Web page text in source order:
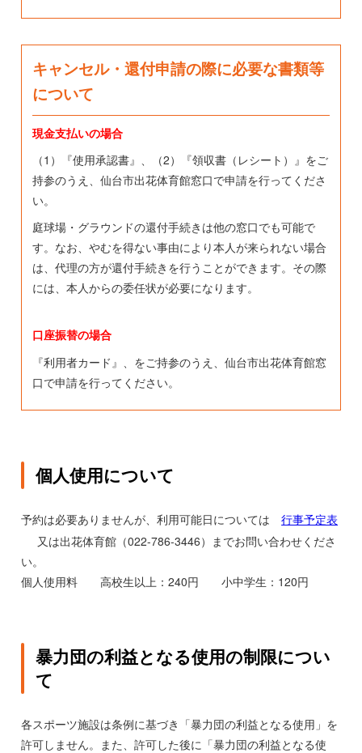
キャンセル・還付申請の際に必要な書類等
について
現金支払いの場合
（1）『使用承認書』、（2）『領収書（レシート）』をご
持参のうえ、仙台市出花体育館窓口で申請を行ってくださ
い。
庭球場・グラウンドの還付手続きは他の窓口でも可能で
す。なお、やむを得ない事由により本人が来られない場合
は、代理の方が還付手続きを行うことができます。その際
には、本人からの委任状が必要になります。
口座振替の場合
『利用者カード』、をご持参のうえ、仙台市出花体育館窓
口で申請を行ってください。
個人使用について
予約は必要ありませんが、利用可能日については行事予定表
又は出花体育館（022-786-3446）までお問い合わせくださ
い。
個人使用料 高校生以上：240円 小中学生：120円
暴力団の利益となる使用の制限につい
て
各スポーツ施設は条例に基づき「暴力団の利益となる使用」を
許可しません。また、許可した後に「暴力団の利益となる使